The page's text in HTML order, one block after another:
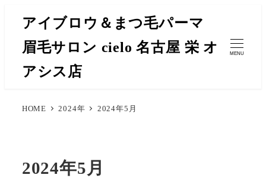
アイブロウ＆まつ毛パーマ
眉毛サロン cielo 名古屋 栄 オ
アシス店
MENU
HOME 2024年 2024年5月
2024年5月